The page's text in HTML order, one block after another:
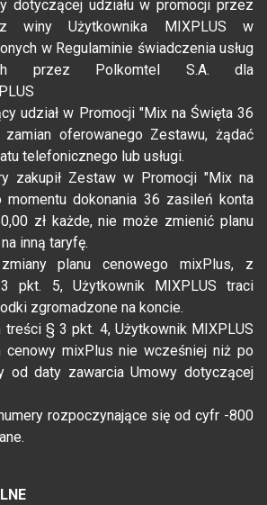
dotyczącej udziału w promocji przez
winy Użytkownika MIXPLUS w
w Regulaminie świadczenia usług
przez Polkomtel S.A. dla
udział w Promocji "Mix na Święta 36
oferowanego Zestawu, żądać
telefonicznego lub usługi.
zakupił Zestaw w Promocji "Mix na
dokonania 36 zasileń konta
zł każde, nie może zmienić planu
inną taryfę.
planu cenowego mixPlus, z
pkt. 5, Użytkownik MIXPLUS traci
zgromadzone na koncie.
§ 3 pkt. 4, Użytkownik MIXPLUS
cenowy mixPlus nie wcześniej niż po
od daty zawarcia Umowy dotyczącej
rozpoczynające się od cyfr -800